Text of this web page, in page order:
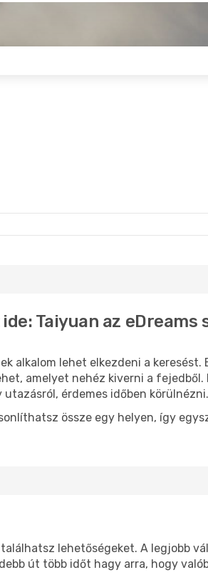
Taiyuan az eDreams
alkalom lehet elkezdeni a
amelyet nehéz kiverni a
érdemes időben körülnézni.
össze egy helyen, így
lehetőségeket. A legjobb
út több időt hagy arra, hogy